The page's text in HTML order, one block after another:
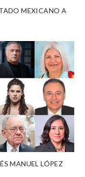
MEXICANO A
MANUEL LÓPEZ